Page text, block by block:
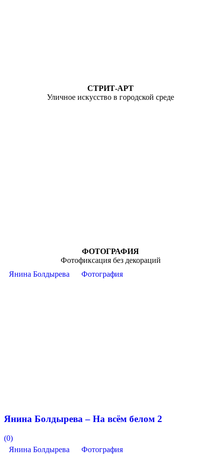
СТРИТ-АРТ
Уличное искусство в городской среде
ФОТОГРАФИЯ
Фотофиксация без декораций
Янина Болдырева
Фотография
Янина Болдырева – На всём белом 2
(0)
Янина Болдырева
Фотография